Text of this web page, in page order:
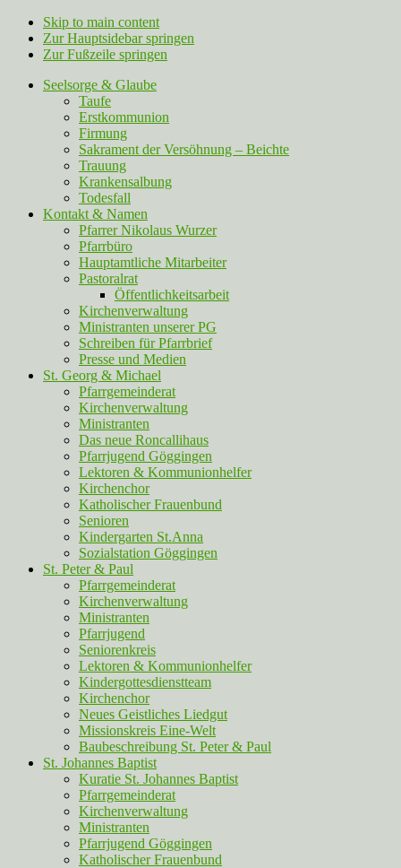
Skip to main content
Zur Hauptsidebar springen
Zur Fußzeile springen
Seelsorge & Glaube
Taufe
Erstkommunion
Firmung
Sakrament der Versöhnung – Beichte
Trauung
Krankensalbung
Todesfall
Kontakt & Namen
Pfarrer Nikolaus Wurzer
Pfarrbüro
Hauptamtliche Mitarbeiter
Pastoralrat
Öffentlichkeitsarbeit
Kirchenverwaltung
Ministranten unserer PG
Schreiben für Pfarrbrief
Presse und Medien
St. Georg & Michael
Pfarrgemeinderat
Kirchenverwaltung
Ministranten
Das neue Roncallihaus
Pfarrjugend Göggingen
Lektoren & Kommunionhelfer
Kirchenchor
Katholischer Frauenbund
Senioren
Kindergarten St.Anna
Sozialstation Göggingen
St. Peter & Paul
Pfarrgemeinderat
Kirchenverwaltung
Ministranten
Pfarrjugend
Seniorenkreis
Lektoren & Kommunionhelfer
Kindergottesdienstteam
Kirchenchor
Neues Geistliches Liedgut
Missionskreis Eine-Welt
Baubeschreibung St. Peter & Paul
St. Johannes Baptist
Kuratie St. Johannes Baptist
Pfarrgemeinderat
Kirchenverwaltung
Ministranten
Pfarrjugend Göggingen
Katholischer Frauenbund